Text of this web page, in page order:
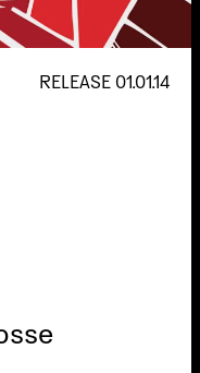
RELEASE 01.01.14